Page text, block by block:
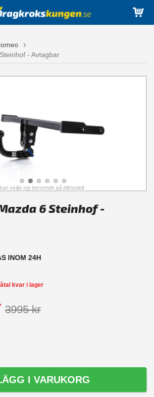
- Avtagbar
skilja sig beroende på bilmodell.
6 Steinhof -
INOM 24H
kvar i lager
3995 kr
I VARUKORG